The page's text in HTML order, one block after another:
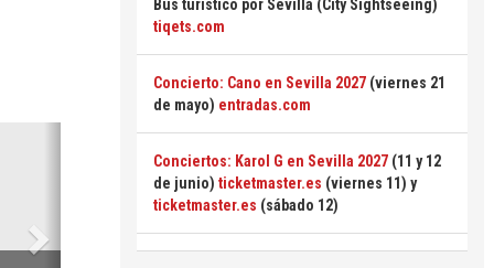
Siguiente
Bus turístico por Sevilla (City Sightseeing)
tiqets.com
Concierto: Cano en Sevilla 2027 (viernes 21
de mayo) entradas.com
Conciertos: Karol G en Sevilla 2027 (11 y 12
de junio) ticketmaster.es (viernes 11) y
ticketmaster.es (sábado 12)